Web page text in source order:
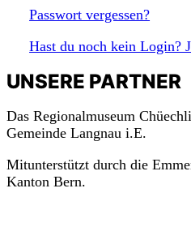
Passwort vergessen?
Hast du noch kein Login?
UNSERE PARTNER
Das Regionalmuseum
Gemeinde Langnau i.E.
Mitunterstützt durch die
Kanton Bern.